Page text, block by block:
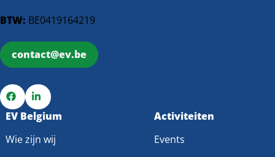
BTW: BE0419164219
contact@ev.be
Ga
Facebook
Ga
LinkedIn
EV Belgium
Wie zijn wij
Activiteiten
Events